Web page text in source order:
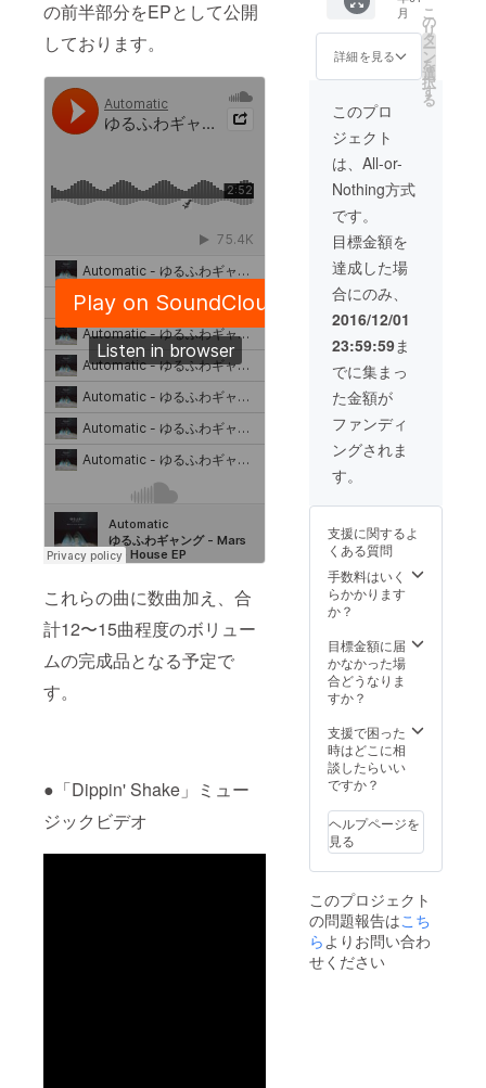
の前半部分をEPとして公開
しております。
これらの曲に数曲加え、合
計12〜15曲程度のボリュー
ムの完成品となる予定で
す。
●「Dippin' Shake」ミュー
ジックビデオ
です）
・オリ
ジナルT
シャツ
ザイン
・WAV
データ
・WAV
データ
ペラ）
・WAV
データ
（イン
スト）
ふわ
ギャン
グの一
が載り
ます) ・
ポスト
カード
・アー
トブッ
〜24P
程度予
定）ー
（写真
は仮デ
ザイン
です）
月
詳細を見る
こ
の
リ
タ
ー
ン
を
選
択
す
る
このプロ
ジェクト
は、All-or-
Nothing方式
です。
目標金額を
達成した場
合にのみ、
2016/12/01
23:59:59ま
でに集まっ
た金額が
ファンディ
ングされま
す。
支援に関するよ
くある質問
手数料はいく
らかかります
か？
目標金額に届
かなかった場
合どうなりま
すか？
支援で困った
時はどこに相
談したらいい
ですか？
ヘルプページを
見る
このプロジェクト
の問題報告はこち
ら よりお問い合わ
せください